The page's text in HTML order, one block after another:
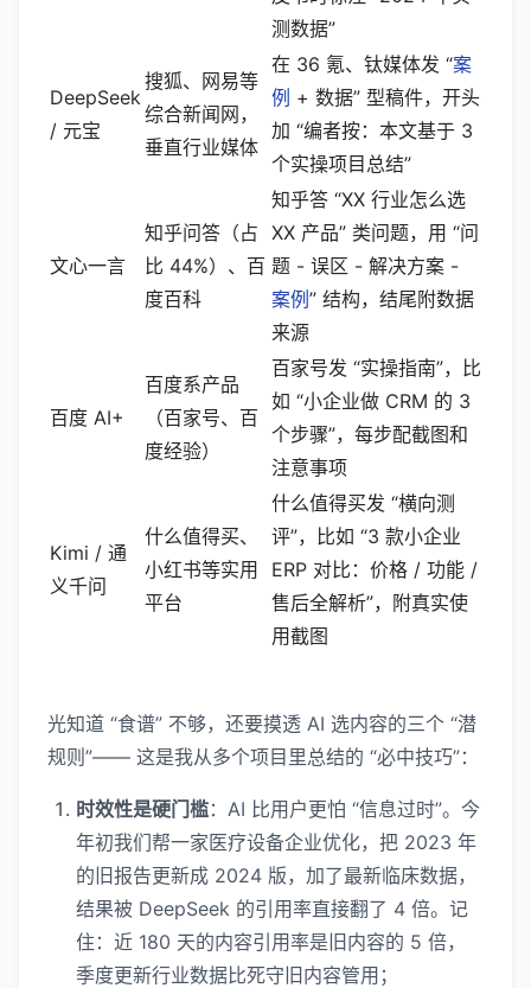
测数据”
DeepSeek
/ 元宝
搜狐、网易等
综合新闻网，
垂直行业媒体
在 36 氪、钛媒体发 “案
例 + 数据” 型稿件，开头
加 “编者按：本文基于 3
个实操项目总结”
文心一言
知乎问答（占
比 44%）、百
度百科
知乎答 “XX 行业怎么选
XX 产品” 类问题，用 “问
题 - 误区 - 解决方案 -
案例 ” 结构，结尾附数据
来源
百度 AI+
百度系产品
（百家号、百
度经验）
百家号发 “实操指南”，比
如 “小企业做 CRM 的 3
个步骤”，每步配截图和
注意事项
Kimi / 通
义千问
什么值得买、
小红书等实用
平台
什么值得买发 “横向测
评”，比如 “3 款小企业
ERP 对比：价格 / 功能 /
售后全解析”，附真实使
用截图
光知道 “食谱” 不够，还要摸透 AI 选内容的三个 “潜
规则”—— 这是我从多个项目里总结的 “必中技巧”：
时效性是硬门槛：AI 比用户更怕 “信息过时”。今
年初我们帮一家医疗设备企业优化，把 2023 年
的旧报告更新成 2024 版，加了最新临床数据，
结果被 DeepSeek 的引用率直接翻了 4 倍。记
住：近 180 天的内容引用率是旧内容的 5 倍，
季度更新行业数据比死守旧内容管用；